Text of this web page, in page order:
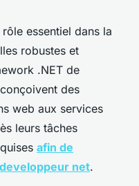
essentiel dans la
robustes et
.NET de
des
web aux services
leurs tâches
afin de
net.